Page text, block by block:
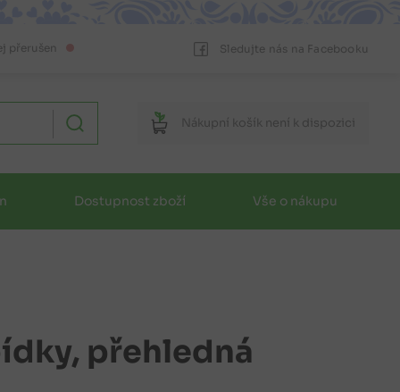
přerušen Sledujte nás na Facebooku
Nákupní košík není k dispozici
Dostupnost zboží Vše o nákupu
přehledná